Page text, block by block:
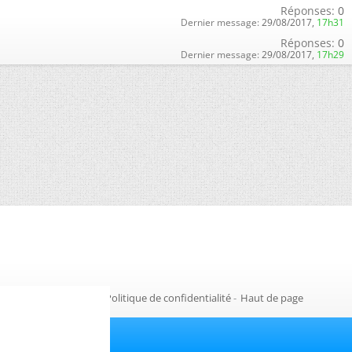
Réponses: 0
Dernier message: 29/08/2017, 17h31
Réponses: 0
Dernier message: 29/08/2017, 17h29
Politique de confidentialité- Haut de page